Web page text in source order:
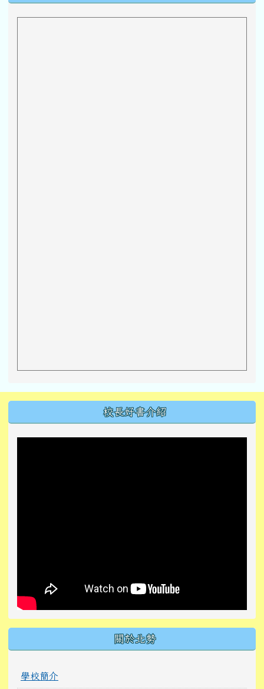
校長好書介紹
關於北勢
學校簡介